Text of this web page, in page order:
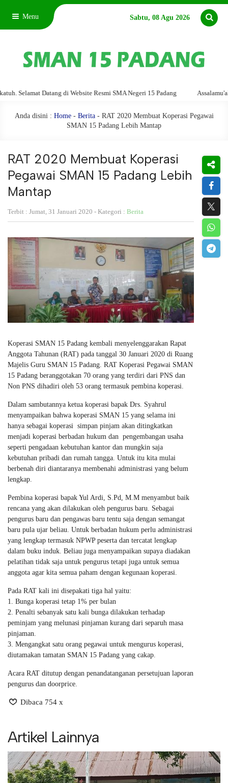
Menu Sabtu, 08 Agu 2026
Datang di Website Resmi SMA Negeri 15 Padang Assalamu'alaikum
Anda disini : Home- Berita- RAT 2020 Membuat Koperasi Pegawai
SMAN 15 Padang Lebih Mantap
RAT 2020 Membuat Koperasi
Pegawai SMAN 15 Padang Lebih
Mantap
Terbit : Jumat, 31 Januari 2020 - Kategori : Berita
Koperasi SMAN 15 Padang kembali menyelenggarakan Rapat
Anggota Tahunan (RAT) pada tanggal 30 Januari 2020 di Ruang
Majelis Guru SMAN 15 Padang. RAT Koperasi Pegawai SMAN
15 Padang beranggotakan 70 orang yang terdiri dari PNS dan
Non PNS dihadiri oleh 53 orang termasuk pembina koperasi.
Dalam sambutannya ketua koperasi bapak Drs. Syahrul
menyampaikan bahwa koperasi SMAN 15 yang selama ini
hanya sebagai koperasi simpan pinjam akan ditingkatkan
menjadi koperasi berbadan hukum dan pengembangan usaha
seperti pengadaan kebutuhan kantor dan mungkin saja
kebutuhan pribadi dan rumah tangga. Untuk itu kita mulai
berbenah diri diantaranya membenahi administrasi yang belum
lengkap.
Pembina koperasi bapak Yul Ardi, S.Pd, M.M menyambut baik
rencana yang akan dilakukan oleh pengurus baru. Sebagai
pengurus baru dan pengawas baru tentu saja dengan semangat
baru pula ujar beliau. Untuk berbadan hukum perlu administrasi
yang lengkap termasuk NPWP peserta dan tercatat lengkap
dalam buku induk. Beliau juga menyampaikan supaya diadakan
pelatihan tidak saja untuk pengurus tetapi juga untuk semua
anggota agar kita semua paham dengan kegunaan koperasi.
Pada RAT kali ini disepakati tiga hal yaitu:
1. Bunga koperasi tetap 1% per bulan
2. Penalti sebanyak satu kali bunga dilakukan terhadap
peminjam yang melunasi pinjaman kurang dari separuh masa
pinjaman.
3. Mengangkat satu orang pegawai untuk mengurus koperasi,
diutamakan tamatan SMAN 15 Padang yang cakap.
Acara RAT ditutup dengan penandatanganan persetujuan laporan
pengurus dan doorprice.
Dibaca 754 x
Artikel Lainnya